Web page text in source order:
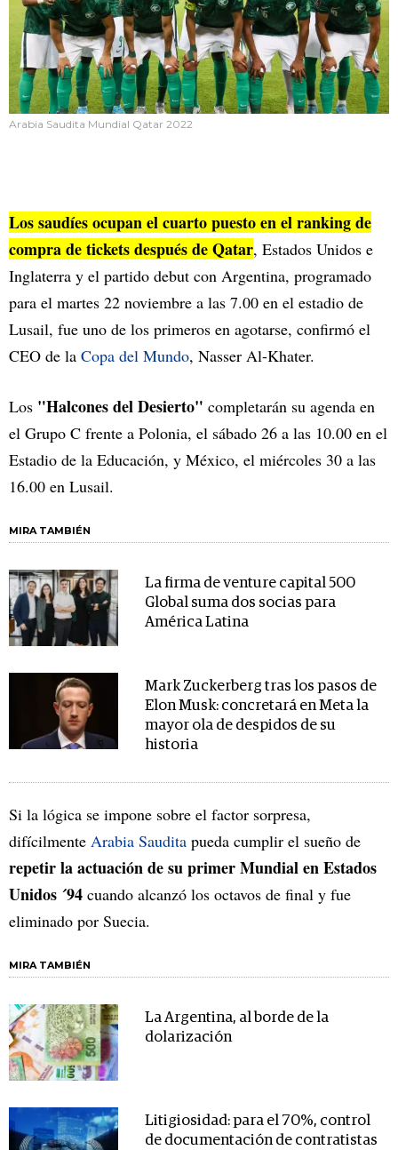
Arabia Saudita Mundial Qatar 2022
Los saudíes ocupan el cuarto puesto en el ranking de
compra de tickets después de Qatar, Estados Unidos e
Inglaterra y el partido debut con Argentina, programado
para el martes 22 noviembre a las 7.00 en el estadio de
Lusail, fue uno de los primeros en agotarse, confirmó el
CEO de la Copa del Mundo, Nasser Al-Khater.
Los "Halcones del Desierto" completarán su agenda en
el Grupo C frente a Polonia, el sábado 26 a las 10.00 en el
Estadio de la Educación, y México, el miércoles 30 a las
16.00 en Lusail.
MIRA TAMBIÉN
La firma de venture capital 500
Global suma dos socias para
América Latina
Mark Zuckerberg tras los pasos de
Elon Musk: concretará en Meta la
mayor ola de despidos de su
historia
Si la lógica se impone sobre el factor sorpresa,
difícilmente Arabia Saudita pueda cumplir el sueño de
repetir la actuación de su primer Mundial en Estados
Unidos ´94 cuando alcanzó los octavos de final y fue
eliminado por Suecia.
MIRA TAMBIÉN
La Argentina, al borde de la
dolarización
Litigiosidad: para el 70%, control
de documentación de contratistas